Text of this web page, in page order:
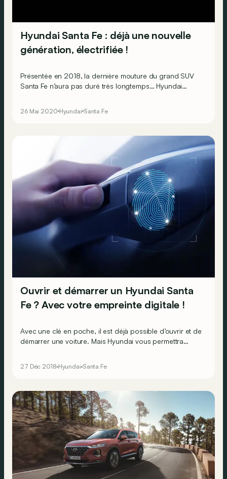
Hyundai Santa Fe : déjà une nouvelle
génération, électrifiée !
Présentée en 2018, la dernière mouture du grand SUV
Santa Fe n’aura pas duré très longtemps… Hyundai
motorisations hybride et hybride rechargeable.
26 Mai 2020 Hyundai Santa Fe
Ouvrir et démarrer un Hyundai Santa
Fe ? Avec votre empreinte digitale !
Avec une clé en poche, il est déjà possible d’ouvrir et de
démarrer une voiture. Mais Hyundai vous permettra
27 Déc 2018 Hyundai Santa Fe